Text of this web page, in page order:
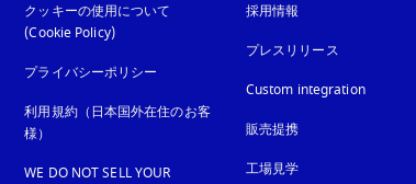
クッキーの使用について
(Cookie Policy)新しいタブに表示されます
プライバシーポリシー
利用規約（日本国外在住のお客
様）
WE DO NOT SELL YOUR
採用情報
プレスリリース
Custom integration
販売提携
工場見学